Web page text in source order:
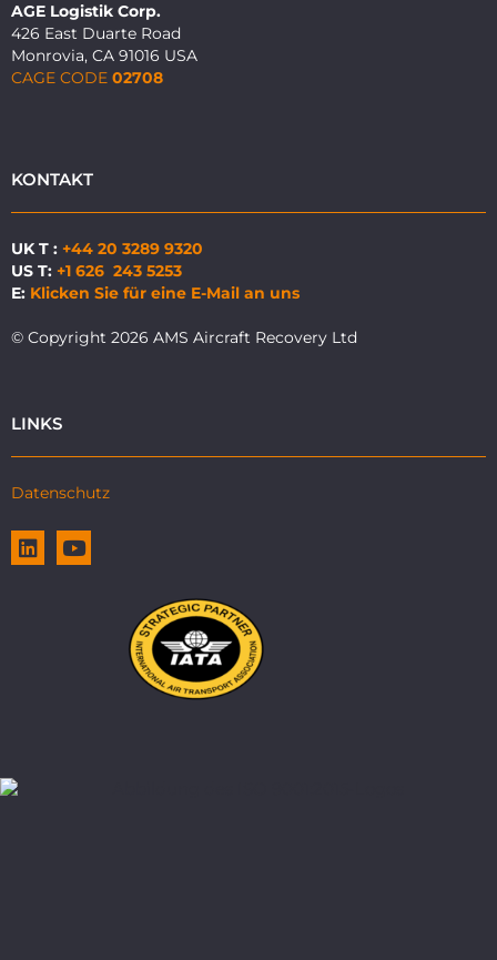
AGE Logistik Corp.
426 East Duarte Road
Monrovia, CA 91016 USA
CAGE CODE 02708
KONTAKT
UK T : +44 20 3289 9320
US T: +1 626 243 5253
E: Klicken Sie für eine E-Mail an uns
© Copyright 2026 AMS Aircraft Recovery Ltd
LINKS
Datenschutz